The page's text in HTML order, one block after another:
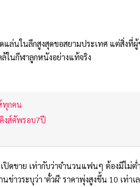
แล่นในลีกสูงสุดขอสยามประเทศ แต่สิ่งที่
ในกีฬาลูกหนังอย่างแท้จริง
ทุกคน
งส์คัพรอบ7ปี
ปิดขาย เท่ากับว่าจำนวนแฟนๆ ต้องมีไม่ต่
าวระบุว่า 'ตั๋วผี' ราคาพุ่งสูงขึ้น 10 เท่าเ